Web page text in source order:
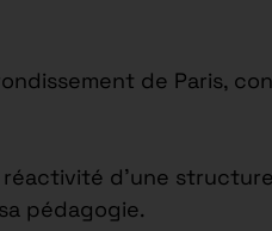
de Paris,
d’une
pédagogie.